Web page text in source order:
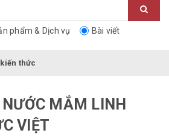
phẩm & Dịch vụ Bài viết
thức
MẮM LINH
VIỆT